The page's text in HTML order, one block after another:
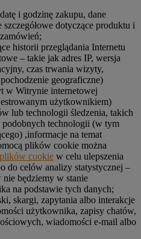
i godzinę zakupu, dane
dotyczące produktu i
historii przeglądania Internetu
– takie jak adres IP, wersja
czas trwania wizyty,
geograficzne)
w Witrynie internetowej
użytkownikiem)
lub technologii śledzenia, takich
technologii (w tym
,informacje na temat
plików cookie można
cookie w celu ulepszenia
do celów analizy statystycznej –
będziemy w stanie
na podstawie tych danych;
skargi, zapytania albo interakcje
użytkownika, zapisy chatów,
wiadomości e-mail albo